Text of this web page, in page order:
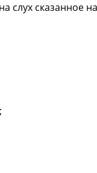
слух сказанное на